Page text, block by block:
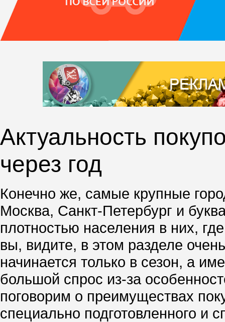
Актуальность
через год
Конечно же, самые крупные
Москва, Санкт-Петербург и
плотностью населения в них,
вы, видите, в этом разделе
начинается только в сезон, а
большой спрос из-за
поговорим о преимуществах
специально подготовленного и